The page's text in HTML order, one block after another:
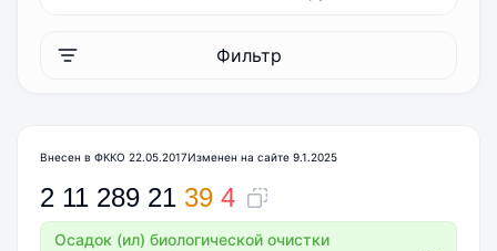
Фильтр
2 11 289 21 39 4
Внесен в ФККО 22.05.2017Изменен на сайте 9.1.2025
Осадок (ил) биологической очистки